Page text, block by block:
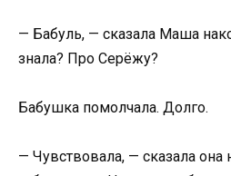
— Бабуль, — сказала Маша
знала? Про Серёжу?
Бабушка помолчала. Долго.
— Чувствовала, — сказала она